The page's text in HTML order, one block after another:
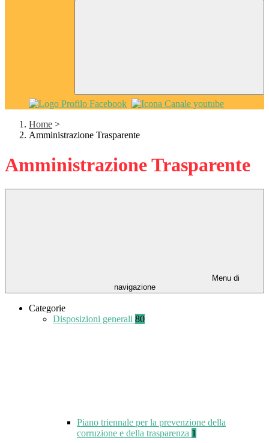
Home >
Amministrazione Trasparente
Amministrazione Trasparente
Menu di
navigazione
Categorie
Disposizioni generali 80
Piano triennale per la prevenzione della
corruzione e della trasparenza 1